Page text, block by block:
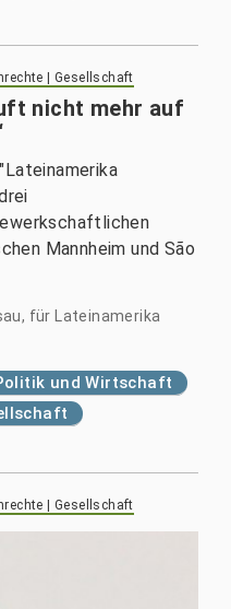
| Gesellschaft
nicht mehr auf
Mannheim und São
für Lateinamerika
und Wirtschaft
| Gesellschaft